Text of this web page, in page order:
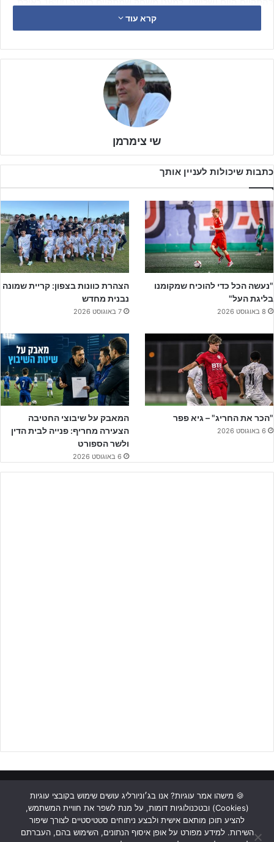
מו כן נדחו משחקי השלמה במסגרת הליגהשהיו צפויים להיערך
היום.
קרא עוד
שי צימרמן
כתבות שיכולות לעניין אותך
"נעשה הכל כדי להוכיח שמקומנו
בליגת העל"
8 באוגוסט 2026
הצהרת כוונות בצפון: קריית שמונה
נבנית מחדש
7 באוגוסט 2026
"הכר את החריג" – גיא פפר
6 באוגוסט 2026
המאבק על שיבוצי החטיבה
הצעירה מחריף: פנייה לבית הדין
ולשר הספורט
6 באוגוסט 2026
ראשי כתבות תכנים מקצועיים תנאי שימוש
מדיניות אבטחה
כתבו לנו
🍪 מישהו אמר עוגיות? אנו בג׳וניורליג עושים שימוש בקובצי עוגיות
(Cookies) ובטכנולוגיות דומות, על מנת לשפר את חוויית המשתמש,
להציע תוכן מותאם אישית ולבצע ניתוחים סטטיסטיים לצורך שיפור
השירות. למידע מפורט על אופן איסוף הנתונים, השימוש בהם, העברתם